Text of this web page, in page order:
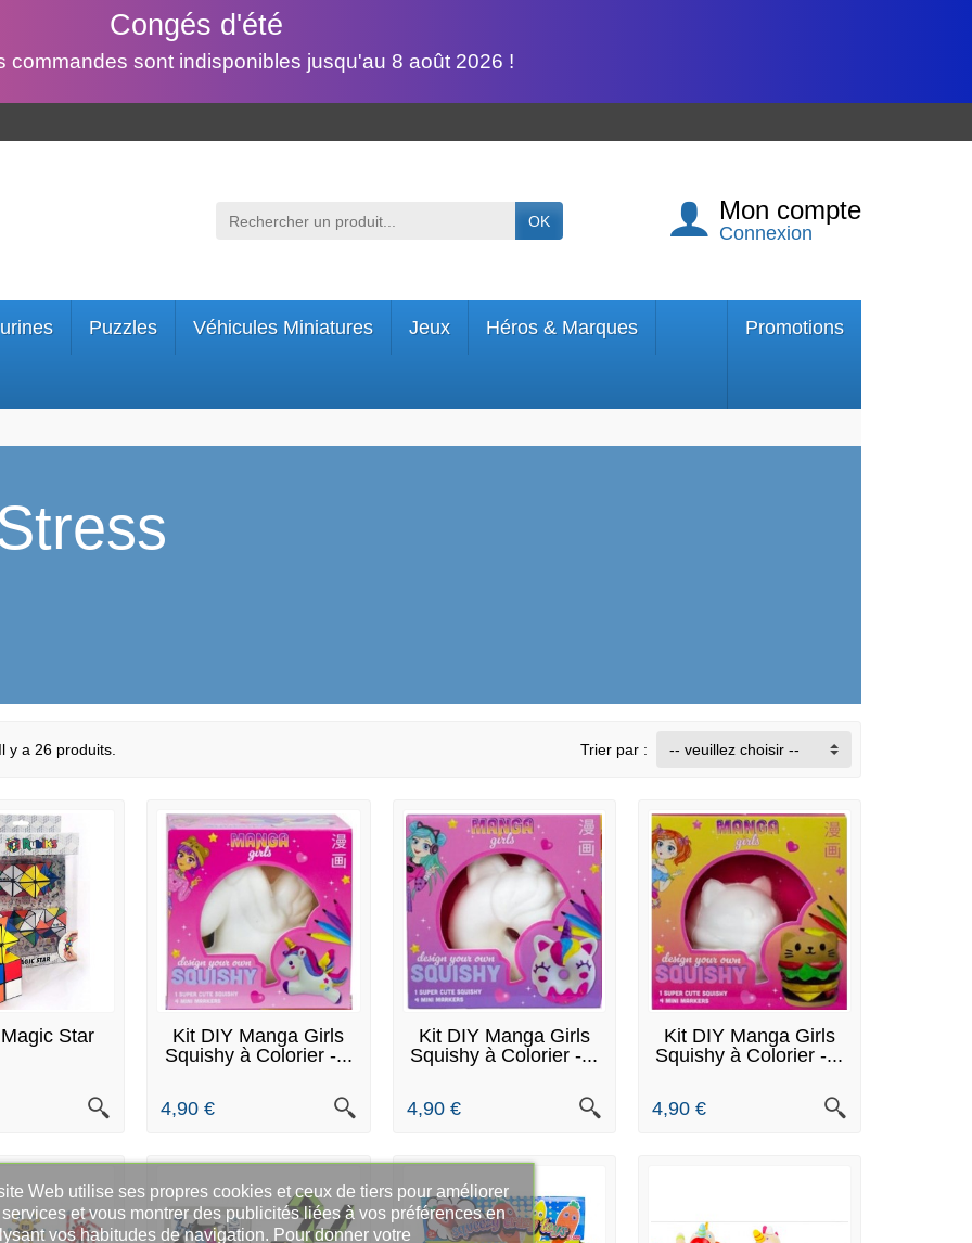
Congés d'été
commandes sont indisponibles jusqu'au 8 août 2026 !
OK Mon compte
Connexion
Puzzles Véhicules Miniatures Jeux Héros & Marques Promotions
Il y a 26 produits. Trier par : -- veuillez choisir --
DE STOCK
Star EN STOCK
Kit DIY Manga Girls
Squishy à Colorier -...
4,90 €
EN STOCK
Kit DIY Manga Girls
Squishy à Colorier -...
4,90 €
EN STOCK
Kit DIY Manga Girls
Squishy à Colorier -...
4,90 €
Web utilise ses propres cookies et ceux de tiers pour améliorer
et vous montrer des publicités liées à vos préférences en
vos habitudes de navigation. Pour donner votre